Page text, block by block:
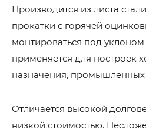
Производится из листа
прокатки с горячей
монтироваться под уклоном
применяется для построек
назначения, промышленных
Отличается высокой
низкой стоимостью.